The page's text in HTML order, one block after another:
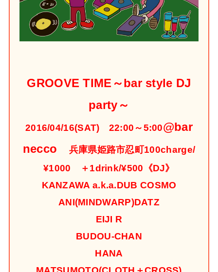
GROOVE TIME～bar style DJ
party～
2016/04/16(SAT) 22:00～5:00@bar
necco
兵庫県姫路市忍町100charge/
¥1000 ＋1drink/¥500 《DJ》
KANZAWA a.k.a.DUB COSMO
ANI(MINDWARP)DATZ
EIJI R
BUDOU-CHAN
HANA